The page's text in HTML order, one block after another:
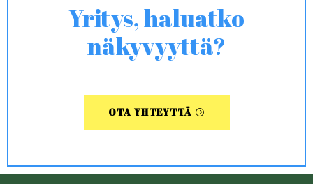
Yritys, haluatko
näkyvyyttä?
OTA YHTEYTTÄ